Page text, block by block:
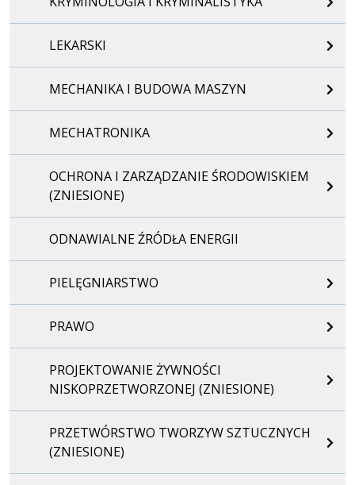
LEKARSKI
MECHANIKA I BUDOWA MASZYN
MECHATRONIKA
OCHRONA I ZARZĄDZANIE ŚRODOWISKIEM
(ZNIESIONE)
ODNAWIALNE ŹRÓDŁA ENERGII
PIELĘGNIARSTWO
PRAWO
PROJEKTOWANIE ŻYWNOŚCI
NISKOPRZETWORZONEJ (ZNIESIONE)
PRZETWÓRSTWO TWORZYW SZTUCZNYCH
(ZNIESIONE)